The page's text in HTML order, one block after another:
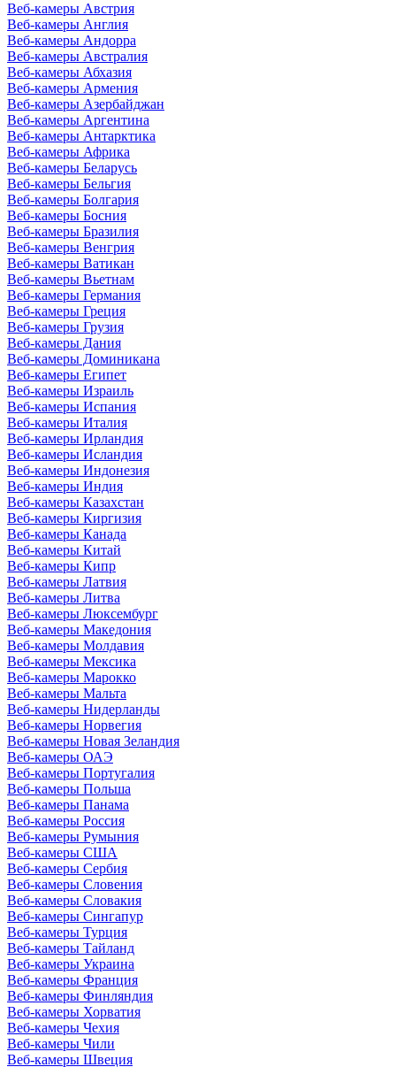
Веб-камеры Австрия
Веб-камеры Англия
Веб-камеры Андорра
Веб-камеры Австралия
Веб-камеры Абхазия
Веб-камеры Армения
Веб-камеры Азербайджан
Веб-камеры Аргентина
Веб-камеры Антарктика
Веб-камеры Африка
Веб-камеры Беларусь
Веб-камеры Бельгия
Веб-камеры Болгария
Веб-камеры Босния
Веб-камеры Бразилия
Веб-камеры Венгрия
Веб-камеры Ватикан
Веб-камеры Вьетнам
Веб-камеры Германия
Веб-камеры Греция
Веб-камеры Грузия
Веб-камеры Дания
Веб-камеры Доминикана
Веб-камеры Египет
Веб-камеры Израиль
Веб-камеры Испания
Веб-камеры Италия
Веб-камеры Ирландия
Веб-камеры Исландия
Веб-камеры Индонезия
Веб-камеры Индия
Веб-камеры Казахстан
Веб-камеры Киргизия
Веб-камеры Канада
Веб-камеры Китай
Веб-камеры Кипр
Веб-камеры Латвия
Веб-камеры Литва
Веб-камеры Люксембург
Веб-камеры Македония
Веб-камеры Молдавия
Веб-камеры Мексика
Веб-камеры Марокко
Веб-камеры Мальта
Веб-камеры Нидерланды
Веб-камеры Норвегия
Веб-камеры Новая Зеландия
Веб-камеры ОАЭ
Веб-камеры Португалия
Веб-камеры Польша
Веб-камеры Панама
Веб-камеры Россия
Веб-камеры Румыния
Веб-камеры США
Веб-камеры Сербия
Веб-камеры Словения
Веб-камеры Словакия
Веб-камеры Сингапур
Веб-камеры Турция
Веб-камеры Тайланд
Веб-камеры Украина
Веб-камеры Франция
Веб-камеры Финляндия
Веб-камеры Хорватия
Веб-камеры Чехия
Веб-камеры Чили
Веб-камеры Швеция